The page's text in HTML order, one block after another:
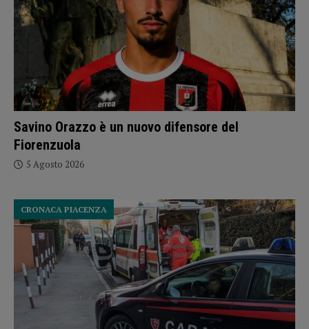
Savino Orazzo è un nuovo difensore del
Fiorenzuola
5 Agosto 2026
CRONACA PIACENZA